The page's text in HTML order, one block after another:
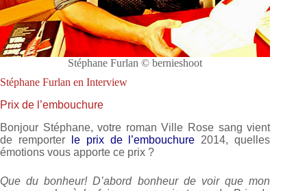
Stéphane Furlan © bernieshoot
Stéphane Furlan en Interview
Prix de l’embouchure
Bonjour Stéphane, votre roman Ville Rose sang vient
de remporter
le prix de l’embouchure 2014, quelles
émotions vous apporte ce prix ?
Que du bonheur! D’abord bonheur de voir que mon